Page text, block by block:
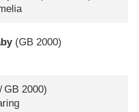
(GB 2000)
GB 2000)